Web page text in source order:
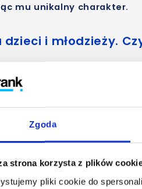
Zgoda
strona korzysta z plików
pliki cookie do
mu unikalny charakter.
i młodzieży.
że TikTok to
aktywności w aplikacji.
można zauważyć, że
otwiera nowe możliwości
na TikToka, to głównie
swoich talentów, a